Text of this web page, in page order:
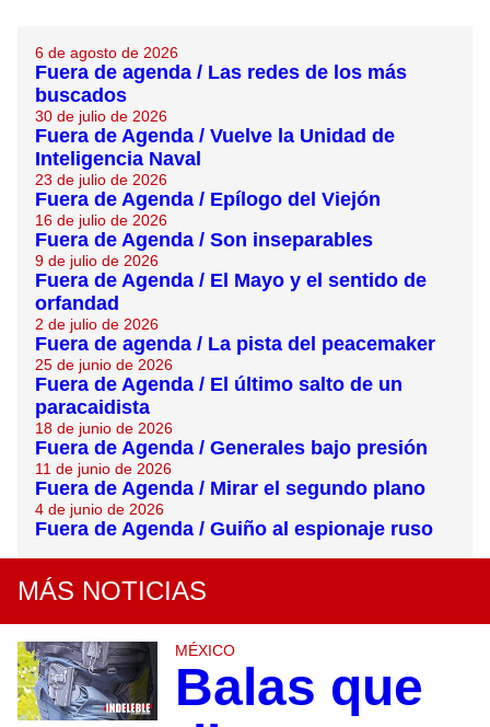
6 de agosto de 2026
Fuera de agenda / Las redes de los más
buscados
30 de julio de 2026
Fuera de Agenda / Vuelve la Unidad de
Inteligencia Naval
23 de julio de 2026
Fuera de Agenda / Epílogo del Viejón
16 de julio de 2026
Fuera de Agenda / Son inseparables
9 de julio de 2026
Fuera de Agenda / El Mayo y el sentido de
orfandad
2 de julio de 2026
Fuera de agenda / La pista del peacemaker
25 de junio de 2026
Fuera de Agenda / El último salto de un
paracaidista
18 de junio de 2026
Fuera de Agenda / Generales bajo presión
11 de junio de 2026
Fuera de Agenda / Mirar el segundo plano
4 de junio de 2026
Fuera de Agenda / Guiño al espionaje ruso
MÁS NOTICIAS
MÉXICO
Balas que